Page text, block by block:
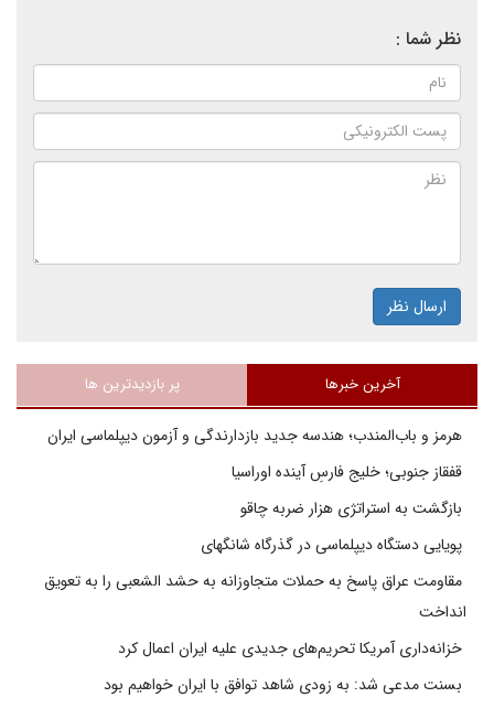
نظر شما :
ارسال نظر
آخرین خبرها پر بازدیدترین ها
هرمز و باب‌المندب؛ هندسه جدید بازدارندگی و آزمون دیپلماسی ایران
قفقاز جنوبی؛ خلیج فارسِ آینده اوراسیا
بازگشت به استراتژی هزار ضربه چاقو
پویایی دستگاه دیپلماسی در گذرگاه شانگهای
مقاومت عراق پاسخ به حملات متجاوزانه به حشد الشعبی را به تعویق
انداخت
خزانه‌داری آمریکا تحریم‌های جدیدی علیه ایران اعمال کرد
بسنت مدعی شد: به زودی شاهد توافق با ایران خواهیم بود